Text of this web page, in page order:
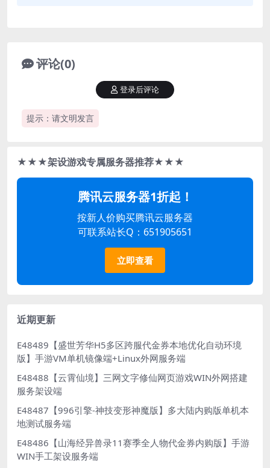
评论(0)
提示：请文明发言
登录后评论
★★★架设游戏专属服务器推荐★★★
腾讯云服务器1折起！
按新人价购买腾讯云服务器
可联系站长Q：651905651
立即查看
近期更新
E48489【盛世芳华H5多区跨服代金券本地优化自动环境
版】手游VM单机镜像端+Linux外网服务端
E48488【云霄仙境】三网文字修仙网页游戏WIN外网搭建
服务架设端
E48487【996引擎-神技变形神魔版】多大陆内购版单机本
地测试服务端
E48486【山海经异兽录11赛季全人物代金券内购版】手游
WIN手工架设服务端